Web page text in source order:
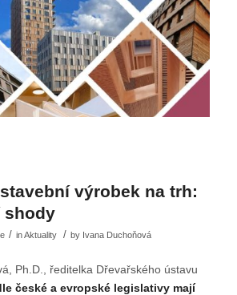
výrobek na trh:
shody
/ inAktuality / by Ivana Duchoňová
Ph.D., ředitelka Dřevařského ústavu
české a evropské legislativy mají